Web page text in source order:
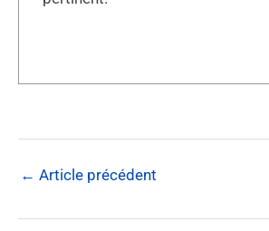
← Article précédent